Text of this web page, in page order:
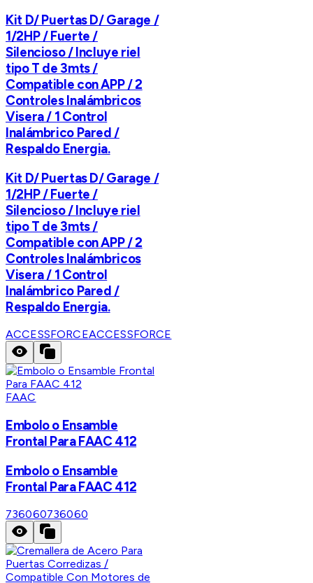
Kit D/ Puertas D/ Garage /
1/2HP / Fuerte /
Silencioso / Incluye riel
tipo T de 3mts /
Compatible con APP / 2
Controles Inalámbricos
Visera / 1 Control
Inalámbrico Pared /
Respaldo Energia.
Kit D/ Puertas D/ Garage /
1/2HP / Fuerte /
Silencioso / Incluye riel
tipo T de 3mts /
Compatible con APP / 2
Controles Inalámbricos
Visera / 1 Control
Inalámbrico Pared /
Respaldo Energia.
ACCESSFORCEACCESSFORCE
FAAC
Embolo o Ensamble
Frontal Para FAAC 412
Embolo o Ensamble
Frontal Para FAAC 412
736060736060